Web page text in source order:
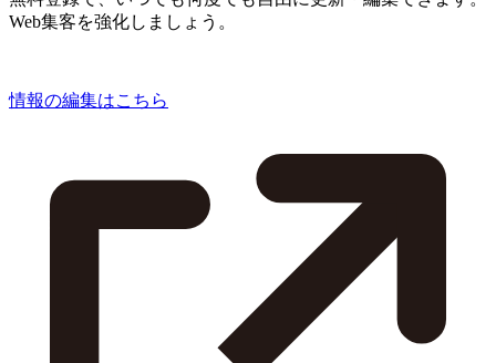
Web集客を強化しましょう。
情報の編集はこちら